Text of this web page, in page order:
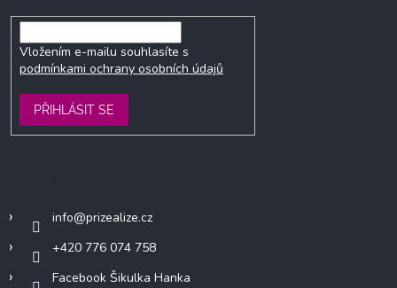
Vložením e-mailu souhlasíte s
podmínkami ochrany osobních údajů
PŘIHLÁSIT SE
info@prizealize.cz
+420 776 074 758
Facebook Šikulka Hanka